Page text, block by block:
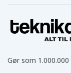
Gør som